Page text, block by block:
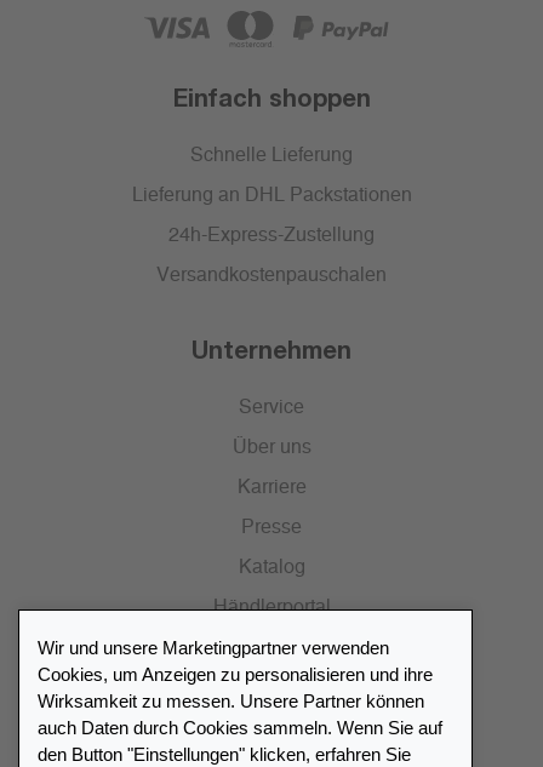
Einfach shoppen
Schnelle Lieferung
Lieferung an DHL Packstationen
24h-Express-Zustellung
Versandkostenpauschalen
Unternehmen
Service
Über uns
Karriere
Presse
Katalog
Händlerportal
Händlerverzeichnis
Wir und unsere Marketingpartner verwenden
Cookies, um Anzeigen zu personalisieren und ihre
Wirksamkeit zu messen. Unsere Partner können
auch Daten durch Cookies sammeln. Wenn Sie auf
den Button "Einstellungen" klicken, erfahren Sie